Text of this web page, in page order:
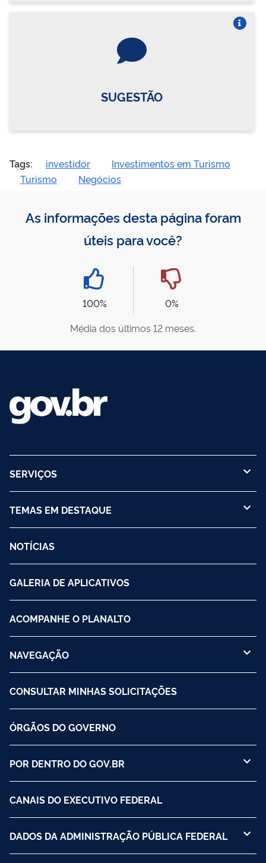
SUGESTÃO
Tags: investidor
Investimentos em Turismo
Turismo
Negócios
As informações desta página foram
úteis para você?
100%
0%
Média dos últimos 12 meses.
SERVIÇOS
TEMAS EM DESTAQUE
NOTÍCIAS
GALERIA DE APLICATIVOS
ACOMPANHE O PLANALTO
NAVEGAÇÃO
CONSULTAR MINHAS SOLICITAÇÕES
ÓRGÃOS DO GOVERNO
POR DENTRO DO GOV.BR
CANAIS DO EXECUTIVO FEDERAL
DADOS DA ADMINISTRAÇÃO PÚBLICA FEDERAL